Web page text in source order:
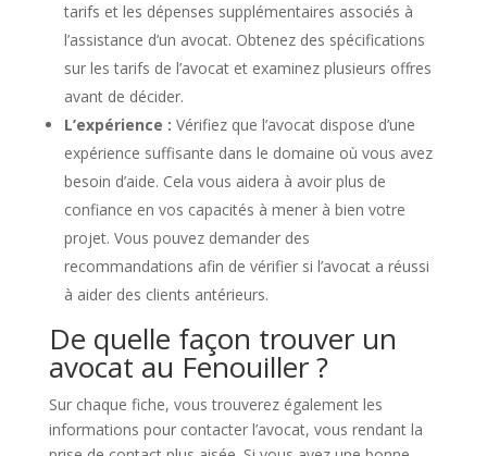
tarifs et les dépenses supplémentaires associés à
l’assistance d’un avocat. Obtenez des spécifications
sur les tarifs de l’avocat et examinez plusieurs offres
avant de décider.
L’expérience : Vérifiez que l’avocat dispose d’une
expérience suffisante dans le domaine où vous avez
besoin d’aide. Cela vous aidera à avoir plus de
confiance en vos capacités à mener à bien votre
projet. Vous pouvez demander des
recommandations afin de vérifier si l’avocat a réussi
à aider des clients antérieurs.
De quelle façon trouver un
avocat au Fenouiller ?
Sur chaque fiche, vous trouverez également les
informations pour contacter l’avocat, vous rendant la